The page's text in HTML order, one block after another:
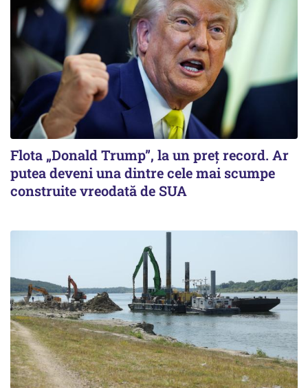
Flota „Donald Trump”, la un preț record. Ar
putea deveni una dintre cele mai scumpe
construite vreodată de SUA